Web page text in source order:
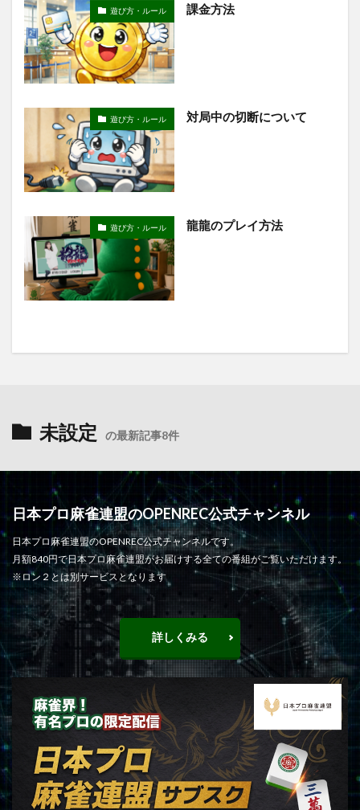
遊び方・ルール 課金方法
遊び方・ルール 対局中の切断について
遊び方・ルール 龍龍のプレイ方法
未設定 の最新記事8件
日本プロ麻雀連盟のOPENREC公式チャンネル
日本プロ麻雀連盟のOPENREC公式チャンネルです。
月額840円で日本プロ麻雀連盟がお届けする全ての番組がご覧いただけます。
※ロン２とは別サービスとなります
詳しくみる